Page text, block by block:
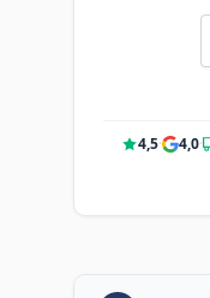
4,5· 4,0·